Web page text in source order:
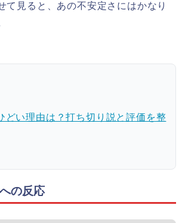
て見ると、あの不安定さにはかなり
どい理由は？打ち切り説と評価を整
の反応